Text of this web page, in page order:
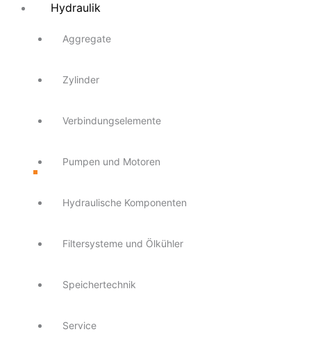
Hydraulik
Aggregate
Zylinder
Verbindungselemente
Pumpen und Motoren
Hydraulische Komponenten
Filtersysteme und Ölkühler
Speichertechnik
Service